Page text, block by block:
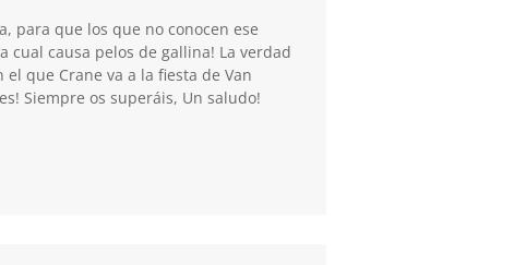
para que los que no conocen ese
causa pelos de gallina! La verdad
que Crane va a la fiesta de Van
Siempre os superáis, Un saludo!